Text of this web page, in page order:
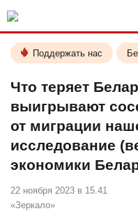
Поддержать нас
Что теряет
выигрывают
от миграции
исследование
экономики
22 ноября 2023 в 15.41
«Зеркало»